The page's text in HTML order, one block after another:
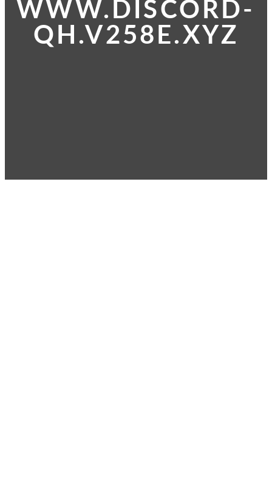
WWW.DISCORD-
QH.V258E.XYZ